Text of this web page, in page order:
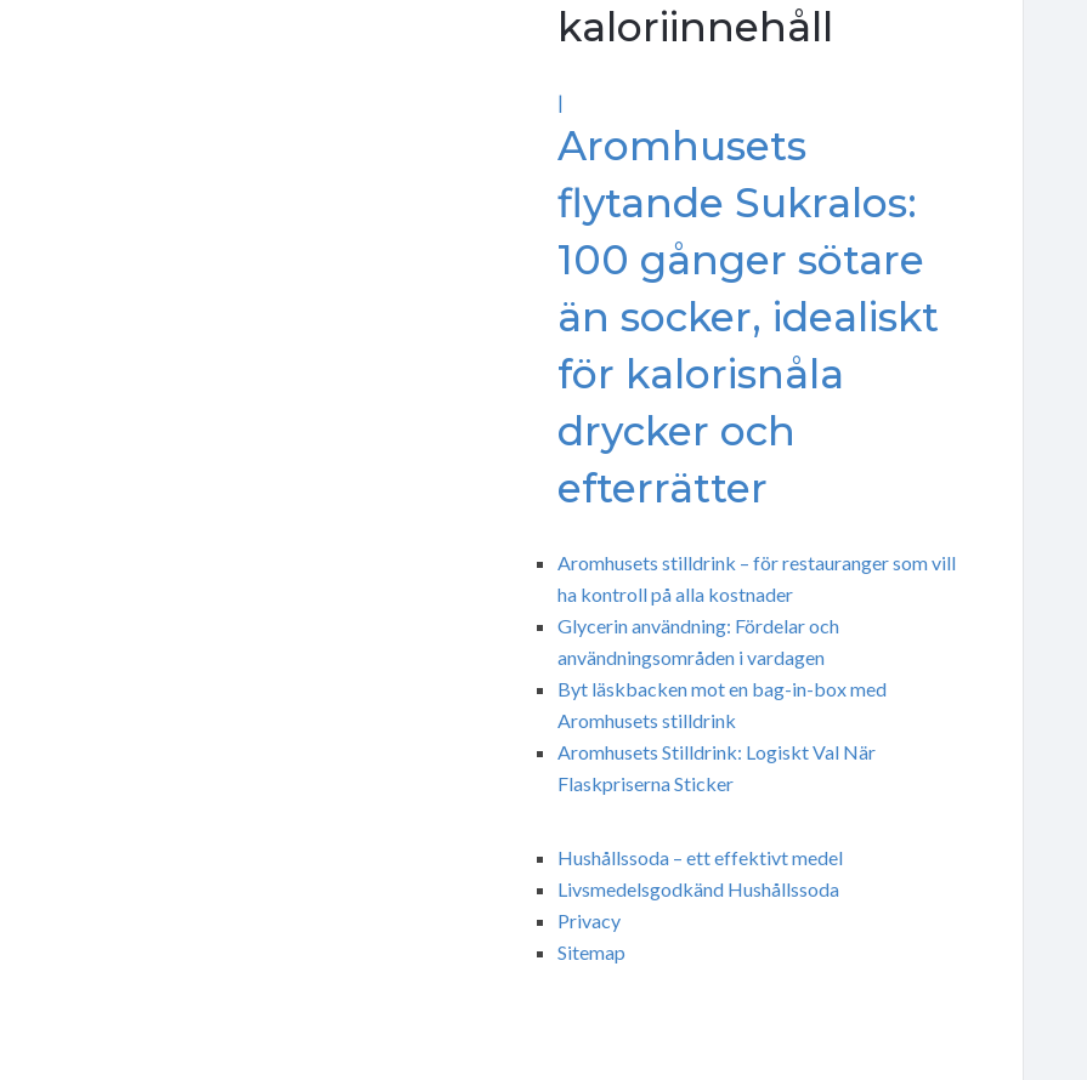
kaloriinnehåll
|
Aromhusets
flytande Sukralos:
100 gånger sötare
än socker, idealiskt
för kalorisnåla
drycker och
efterrätter
Aromhusets stilldrink – för restauranger som vill
ha kontroll på alla kostnader
Glycerin användning: Fördelar och
användningsområden i vardagen
Byt läskbacken mot en bag-in-box med
Aromhusets stilldrink
Aromhusets Stilldrink: Logiskt Val När
Flaskpriserna Sticker
Hushållssoda – ett effektivt medel
Livsmedelsgodkänd Hushållssoda
Privacy
Sitemap